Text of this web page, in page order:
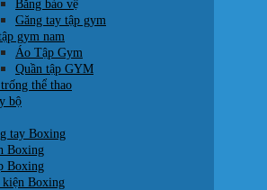
Băng bảo vệ
Găng tay tập gym
gym nam
Áo Tập Gym
Quần tập GYM
thể thao
bộ
tay Boxing
Boxing
Boxing
kiện Boxing